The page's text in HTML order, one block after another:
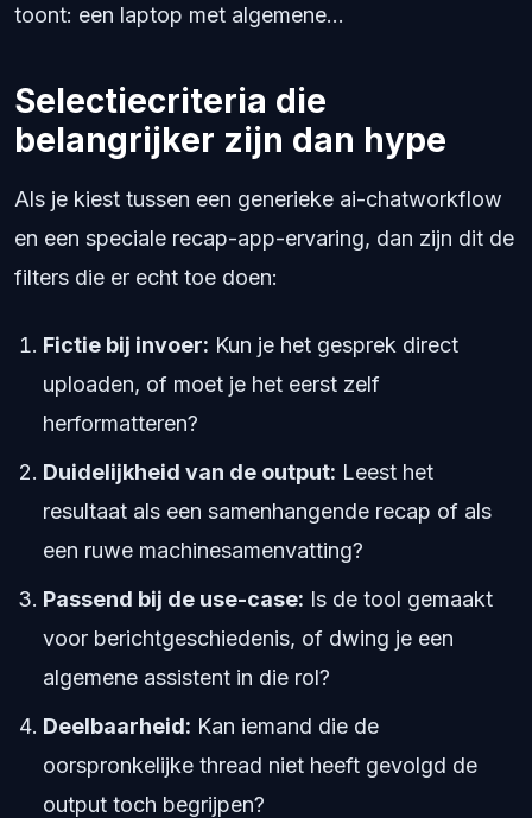
toont: een laptop met algemene...
Selectiecriteria die
belangrijker zijn dan hype
Als je kiest tussen een generieke ai-chatworkflow
en een speciale recap-app-ervaring, dan zijn dit de
filters die er echt toe doen:
Fictie bij invoer: Kun je het gesprek direct
uploaden, of moet je het eerst zelf
herformatteren?
Duidelijkheid van de output: Leest het
resultaat als een samenhangende recap of als
een ruwe machinesamenvatting?
Passend bij de use-case: Is de tool gemaakt
voor berichtgeschiedenis, of dwing je een
algemene assistent in die rol?
Deelbaarheid: Kan iemand die de
oorspronkelijke thread niet heeft gevolgd de
output toch begrijpen?